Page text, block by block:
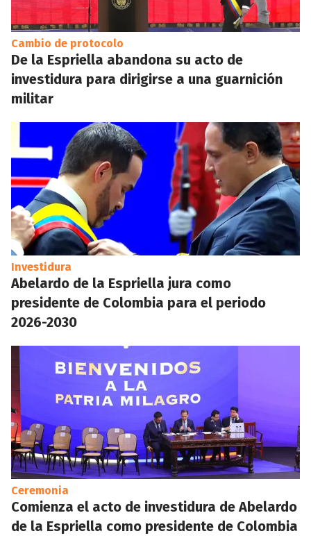
Cambio de protocolo
De la Espriella abandona su acto de
investidura para dirigirse a una guarnición
militar
Investidura
Abelardo de la Espriella jura como
presidente de Colombia para el periodo
2026-2030
Ceremonia
Comienza el acto de investidura de Abelardo
de la Espriella como presidente de Colombia